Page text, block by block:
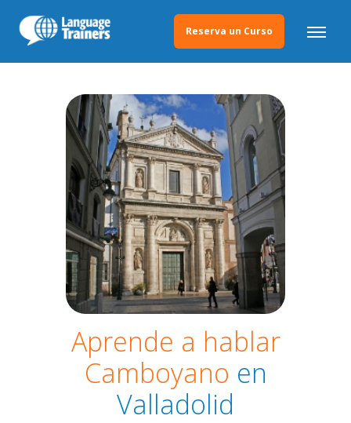
Reserva un Curso
Aprende a hablar
Camboyano en
Valladolid